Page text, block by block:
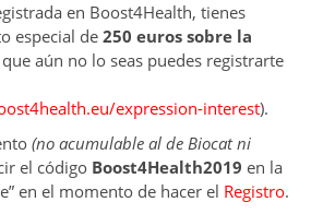
en Boost4Health, tienes
especial de 250 euros sobre la
que aún no lo seas puedes registrarte
expression-interest).
(no acumulable al de Biocat ni
el código Boost4Health2019 en la
en el momento de hacer el Registro.